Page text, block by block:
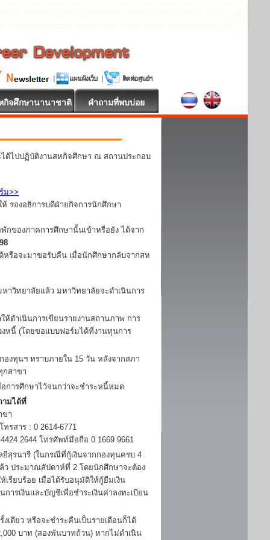
กิจศึกษานานาชาติ คำถามที่พบบ่อย
ไปปฏิบัติงานสหกิจศึกษา ณ สถานประกอบ
ม>>
รองอธิการบดีฝ่ายกิจการนักศึกษา
กของภาคการศึกษานั้นเข้าหรือยัง ได้จาก
หรือจะมาขอรับคืน เมื่อนักศึกษากลับจากสห
ทยาลัยแล้ว มหาวิทยาลัยจะดำเนินการ
เนินการเขียนรายงานสถานภาพ การ
หนี้ (โดยขอแบบฟอร์มได้ที่งานทุนการ
ทุนฯ ทราบภายใน 15 วัน หลังจากสภา
กสาขา
ารศึกษาไว้จนกว่าจะชำระหนี้หมด
ามได้ที่
ขา
รสาร : 0 2614-6771
2644 โทรศัพท์มือถือ 0 1669 9661
นารี (ในกรณีที่กู้เงินจากกองทุนครบ 4
ว ประมาณสัปดาห์ที่ 2 โดยนักศึกษาจะต้อง
รียบร้อย เมื่อได้รับอนุมัติให้กู้ยืมเงิน
รเงินและบัญชีเพื่อชำระเงินค่าลงทะเบียน
ว หรือจะชำระคืนเป็นรายเดือนก็ได้
บาท (สองพันบาทถ้วน) หากไม่ดำเนิน